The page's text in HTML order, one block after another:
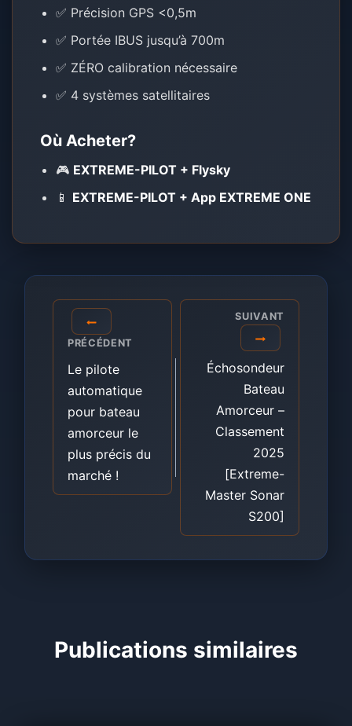
✅ Précision GPS <0,5m
✅ Portée IBUS jusqu’à 700m
✅ ZÉRO calibration nécessaire
✅ 4 systèmes satellitaires
Où Acheter?
🎮 EXTREME-PILOT + Flysky
📱 EXTREME-PILOT + App EXTREME ONE
Navigation
de
l’article
PRÉCÉDENT
Le pilote
automatique
pour bateau
amorceur le
plus précis du
marché !
SUIVANT
Échosondeur
Bateau
Amorceur –
Classement
2025
[Extreme-
Master Sonar
S200]
Publications similaires